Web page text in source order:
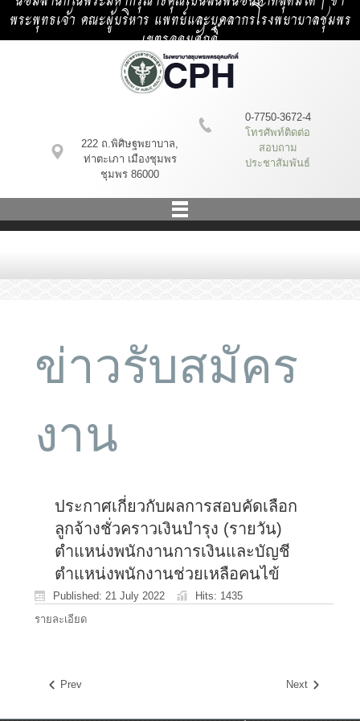
พระพุทธเจ้า คณะผู้บริหาร แพทย์และบุคลากรโรงพยาบาลชุมพร
เขตรอุดมศักดิ์
222 ถ.พิศิษฐพยาบาล,
ท่าตะเภา เมืองชุมพร
ชุมพร 86000
0-7750-3672-4
โทรศัพท์ติดต่อ
สอบถาม
ประชาสัมพันธ์
ข่าวรับสมัคร
งาน
ประกาศเกี่ยวกับผลการสอบคัดเลือก
ลูกจ้างชั่วคราวเงินบำรุง (รายวัน)
ตำแหน่งพนักงานการเงินและบัญชี
ตำแหน่งพนักงานช่วยเหลือคนไข้
Published: 21 July 2022
Hits: 1435
รายละเอียด
Prev Next